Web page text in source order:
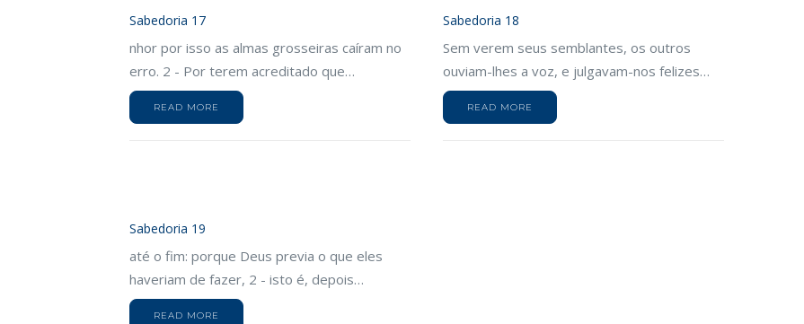
Sabedoria 17
nhor por isso as almas grosseiras caíram no
erro. 2 - Por terem acreditado que…
READ MORE
Sabedoria 18
Sem verem seus semblantes, os outros
ouviam-lhes a voz, e julgavam-nos felizes…
READ MORE
Sabedoria 19
até o fim: porque Deus previa o que eles
haveriam de fazer, 2 - isto é, depois…
READ MORE